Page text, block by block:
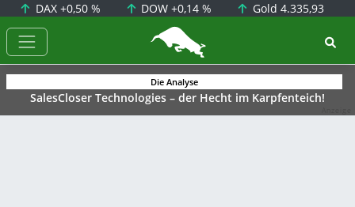
DAX +0,50 % DOW+0,14 % Gold 4.335,93
BörsenNEWS.de
Die Analyse
SalesCloser Technologies – der Hecht im Karpfenteich!